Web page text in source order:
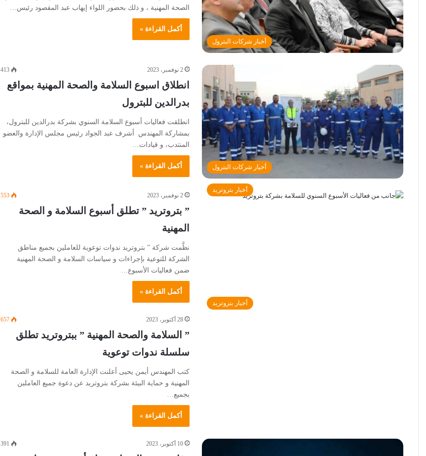
أخبار شركات البترول
الصحة المهنية ، و ذلك بحضور اللواء إيهاب عبد المقصود رئيس…
أكمل القراءة »
أخبار شركات البترول
2 نوفمبر، 2023 413
انطلاق اسبوع السلامة والصحة المهنية بمواقع
بدرالدين للبترول
انطلقت فعاليات أسبوع السلامة السنوي بشركة بدرالدين للبترول،
بمشاركة المهندس أشرف عبد الجواد رئيس مجلس الإدارة والعضو
المنتدب، و قيادات…
أكمل القراءة »
أخبار بتروتريد
2 نوفمبر، 2023 553
” بتروتريد ” تطلق أسبوع السلامة و الصحة
المهنية
نظَّمت شركة ” بتروتريد ندوات توعوية للعاملين بجميع مناطق
الشركة للتوعية بإجراءات و سياسات السلامة و الصحة المهنية
ضمن فعاليات الأسبوع…
أكمل القراءة »
أخبار بتروتريد
28 أكتوبر، 2023 657
” السلامة والصحة المهنية ” ببتروتريد تطلق
سلسلة ندوات توعوية
كتب المهندس أيمن يحيى أعلنت الإدارة العامة للسلامة و الصحة
المهنية و حماية البيئة بشركة بتروتريد عن دعوة جميع العاملين
بجميع…
أكمل القراءة »
10 أكتوبر، 2023 391